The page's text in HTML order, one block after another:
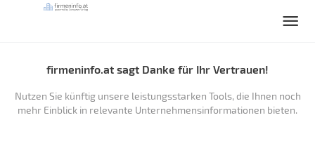
firmeninfo.at sagt Danke für Ihr Vertrauen!
Nutzen Sie künftig unsere leistungsstarken Tools, die Ihnen noch
mehr Einblick in relevante Unternehmensinformationen bieten.